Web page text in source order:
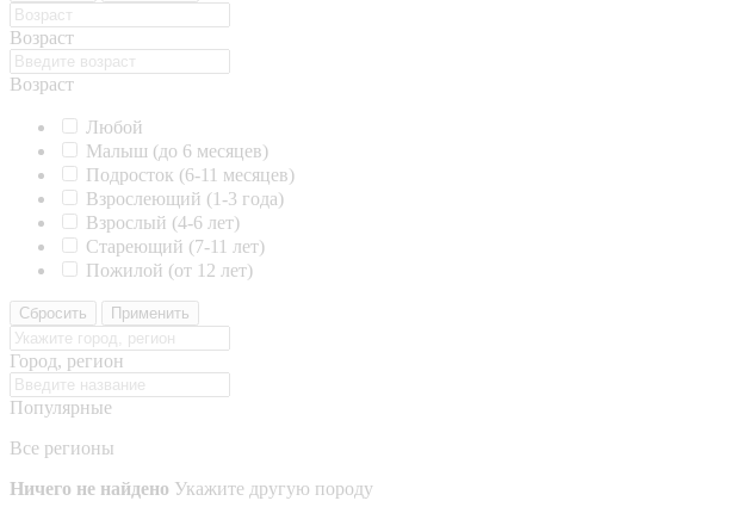
Возраст
Возраст
Любой
Малыш (до 6 месяцев)
Подросток (6-11 месяцев)
Взрослеющий (1-3 года)
Взрослый (4-6 лет)
Стареющий (7-11 лет)
Пожилой (от 12 лет)
Сбросить Применить
Город, регион
Популярные
Все регионы
Ничего не найдено Укажите другую породу